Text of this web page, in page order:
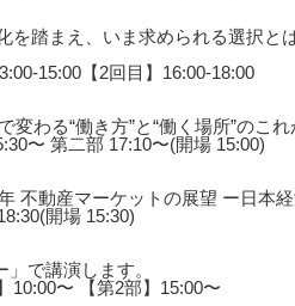
を踏まえ、いま求められる選択
15:00【2回目】16:00-18:00
わる“働き方”と“働く場所”のこれ
〜 第二部 17:10〜(開場 15:00)
不動産マーケットの展望 ー日本
開場 15:30)
で講演します。
10:00〜 【第2部】15:00〜